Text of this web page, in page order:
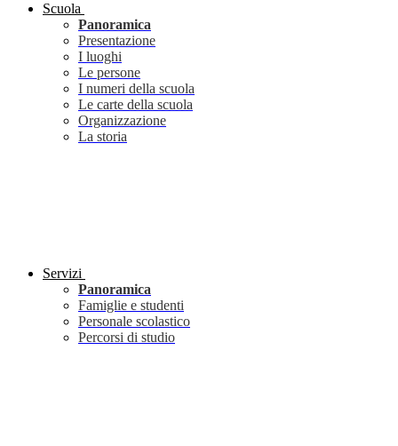
Scuola
Panoramica
Presentazione
I luoghi
Le persone
I numeri della scuola
Le carte della scuola
Organizzazione
La storia
Servizi
Panoramica
Famiglie e studenti
Personale scolastico
Percorsi di studio